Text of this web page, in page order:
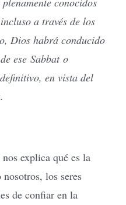
a través de los
Dios habrá conducido
ese Sabbat o
en vista del
explica qué es la
los seres
de confiar en la